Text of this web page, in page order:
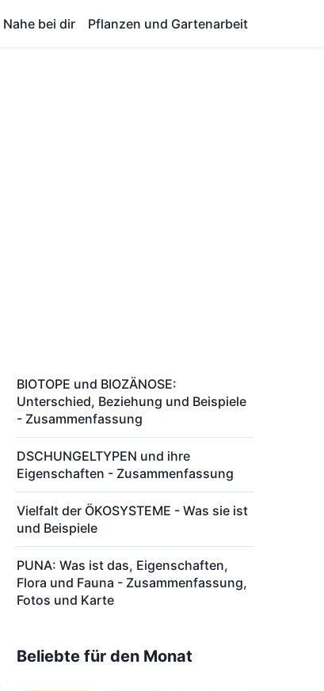
Nahe bei dir Pflanzen und Gartenarbeit
BIOTOPE und BIOZÄNOSE:
Unterschied, Beziehung und Beispiele
- Zusammenfassung
DSCHUNGELTYPEN und ihre
Eigenschaften - Zusammenfassung
Vielfalt der ÖKOSYSTEME - Was sie ist
und Beispiele
PUNA: Was ist das, Eigenschaften,
Flora und Fauna - Zusammenfassung,
Fotos und Karte
Beliebte für den Monat